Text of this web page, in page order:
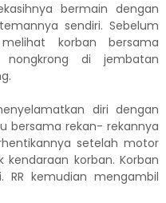
bermain dengan
sendiri. Sebelum
korban bersama
di jembatan
diri dengan
bersama rekan- rekannya
setelah motor
korban. Korban
RR kemudian mengambil